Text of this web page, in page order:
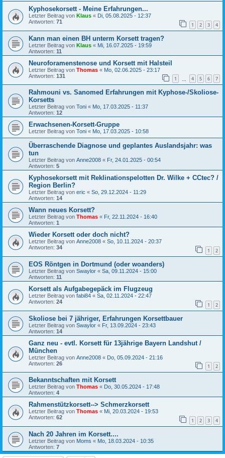
Kyphosekorsett - Meine Erfahrungen...
Letzter Beitrag von Klaus « Di, 05.08.2025 - 12:37
Antworten: 71 1 2 3 4
Kann man einen BH unterm Korsett tragen?
Letzter Beitrag von Klaus « Mi, 16.07.2025 - 19:59
Antworten: 11
Neuroforamenstenose und Korsett mit Halsteil
Letzter Beitrag von Thomas « Mo, 02.06.2025 - 23:17
Antworten: 131 1 4 5 6 7
Rahmouni vs. Sanomed Erfahrungen mit Kyphose-/Skoliose-
Korsetts
Letzter Beitrag von Toni « Mo, 17.03.2025 - 11:37
Antworten: 12
Erwachsenen-Korsett-Gruppe
Letzter Beitrag von Toni « Mo, 17.03.2025 - 10:58
Überraschende Diagnose und geplantes Auslandsjahr: was
tun
Letzter Beitrag von Anne2008 « Fr, 24.01.2025 - 00:54
Antworten: 5
Kyphosekorsett mit Reklinationspelotten Dr. Wilke + CCtec? /
Region Berlin?
Letzter Beitrag von eric « So, 29.12.2024 - 11:29
Antworten: 14
Wann neues Korsett?
Letzter Beitrag von Thomas « Fr, 22.11.2024 - 16:40
Antworten: 1
Wieder Korsett oder doch nicht?
Letzter Beitrag von Anne2008 « So, 10.11.2024 - 20:37
Antworten: 34 1 2
EOS Röntgen in Dortmund (oder woanders)
Letzter Beitrag von Swaylor « Sa, 09.11.2024 - 15:00
Antworten: 11
Korsett als Aufgabegepäck im Flugzeug
Letzter Beitrag von fabi84 « Sa, 02.11.2024 - 22:47
Antworten: 24 1 2
Skoliose bei 7 jähriger, Erfahrungen Korsettbauer
Letzter Beitrag von Swaylor « Fr, 13.09.2024 - 23:43
Antworten: 14
Ganz neu - evtl. Korsett für 13jährige Bayern Landshut /
München
Letzter Beitrag von Anne2008 « Do, 05.09.2024 - 21:16
Antworten: 26 1 2
Bekanntschaften mit Korsett
Letzter Beitrag von Thomas « Do, 30.05.2024 - 17:48
Antworten: 4
Rahmenstützkorsett--> Schmerzkorsett
Letzter Beitrag von Thomas « Mi, 20.03.2024 - 19:53
Antworten: 62 1 2 3 4
Nach 20 Jahren im Korsett....
Letzter Beitrag von Moms « Mo, 18.03.2024 - 10:35
Antworten: 7